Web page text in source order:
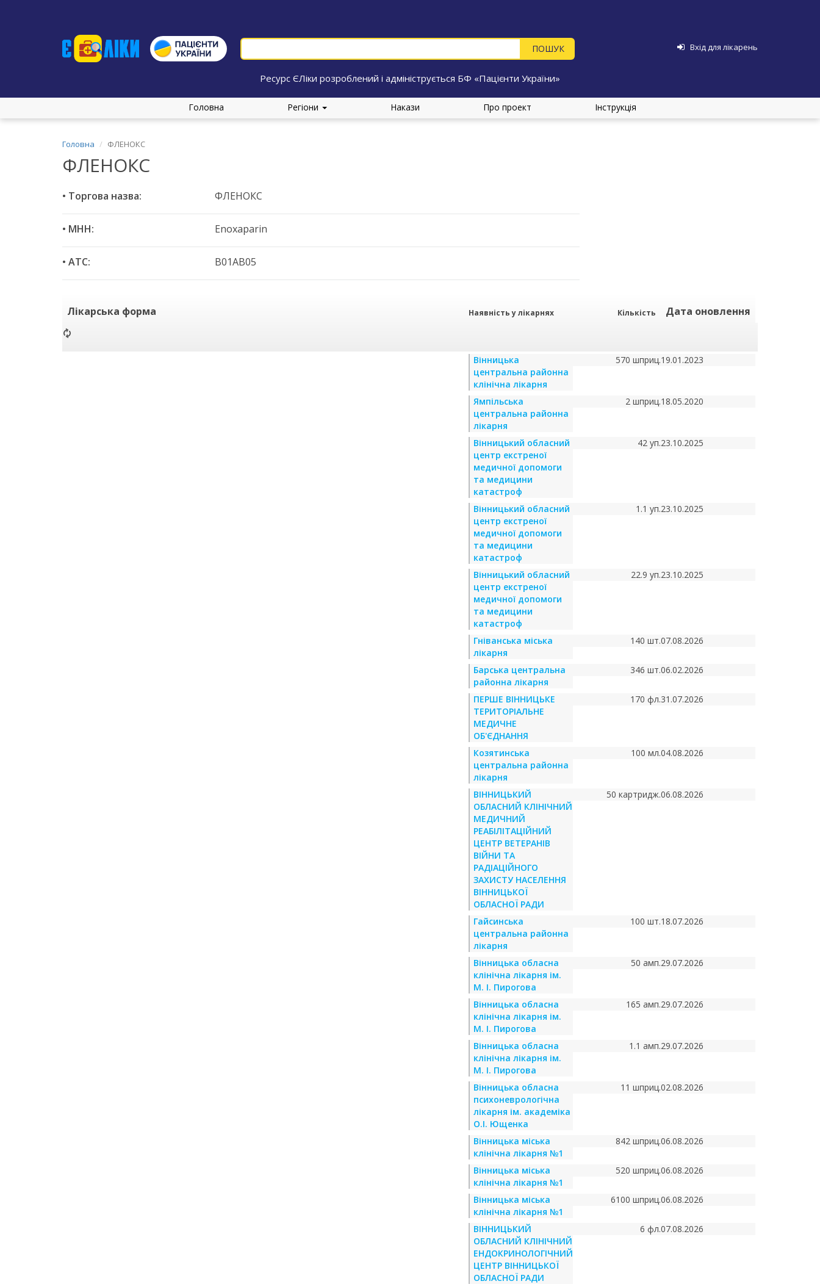
Вхід для лікарень
Ресурс ЄЛіки розроблений і адмініструється БФ «Пацієнти України»
Головна Регіони Накази Про проект Інструкція
Головна ФЛЕНОКС
ФЛЕНОКС
• Торгова назва: ФЛЕНОКС
• МНН: Enoxaparin
• ATC: B01AB05
Лікарська форма Наявність у лікарнях Кількість Дата оновлення
Вінницька
центральна районна
клінічна лікарня
570 шприц.19.01.2023
Ямпільська
центральна районна
лікарня
2 шприц.18.05.2020
Вінницький обласний
центр екстреної
медичної допомоги
та медицини
катастроф
42 уп.23.10.2025
Вінницький обласний
центр екстреної
медичної допомоги
та медицини
катастроф
1.1 уп.23.10.2025
Вінницький обласний
центр екстреної
медичної допомоги
та медицини
катастроф
22.9 уп.23.10.2025
Гніванська міська
лікарня
140 шт.07.08.2026
Барська центральна
районна лікарня
346 шт.06.02.2026
ПЕРШЕ ВІННИЦЬКЕ
ТЕРИТОРІАЛЬНЕ
МЕДИЧНЕ
ОБ'ЄДНАННЯ
170 фл.31.07.2026
Козятинська
центральна районна
лікарня
100 мл.04.08.2026
ВІННИЦЬКИЙ
ОБЛАСНИЙ КЛІНІЧНИЙ
МЕДИЧНИЙ
РЕАБІЛІТАЦІЙНИЙ
ЦЕНТР ВЕТЕРАНІВ
ВІЙНИ ТА
РАДІАЦІЙНОГО
ЗАХИСТУ НАСЕЛЕННЯ
ВІННИЦЬКОЇ
ОБЛАСНОЇ РАДИ
50 картридж.06.08.2026
Гайсинська
центральна районна
лікарня
100 шт.18.07.2026
Вінницька обласна
клінічна лікарня ім.
М. І. Пирогова
50 амп.29.07.2026
Вінницька обласна
клінічна лікарня ім.
М. І. Пирогова
165 амп.29.07.2026
Вінницька обласна
клінічна лікарня ім.
М. І. Пирогова
1.1 амп.29.07.2026
Вінницька обласна
психоневрологічна
лікарня ім. академіка
О.І. Ющенка
11 шприц.02.08.2026
Вінницька міська
клінічна лікарня №1
842 шприц.06.08.2026
Вінницька міська
клінічна лікарня №1
520 шприц.06.08.2026
Вінницька міська
клінічна лікарня №1
6100 шприц.06.08.2026
ВІННИЦЬКИЙ
ОБЛАСНИЙ КЛІНІЧНИЙ
ЕНДОКРИНОЛОГІЧНИЙ
ЦЕНТР ВІННИЦЬКОЇ
ОБЛАСНОЇ РАДИ
6 фл.07.08.2026